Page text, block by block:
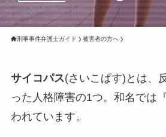
刑事事件弁護士ガイド 被害者の方へ
サイコパス(さいこぱす)とは、
った人格障害の1つ。和名では『
われています。